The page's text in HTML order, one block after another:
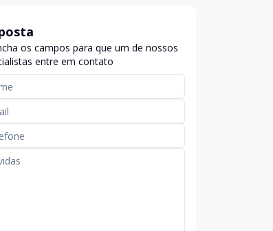
os campos para que um de nossos
entre em contato